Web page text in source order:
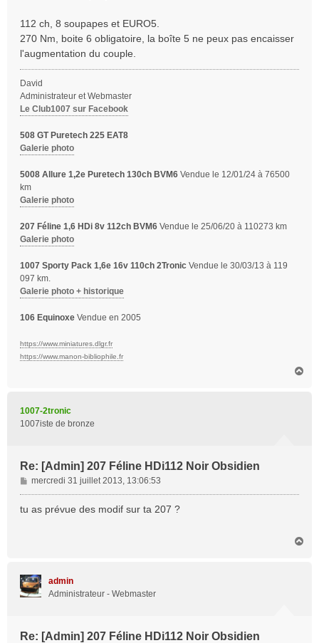
g
e
112 ch, 8 soupapes et EURO5.
270 Nm, boite 6 obligatoire, la boîte 5 ne peux pas encaisser
l'augmentation du couple.
David
Administrateur et Webmaster
Le Club1007 sur Facebook
508 GT Puretech 225 EAT8
Galerie photo
5008 Allure 1,2e Puretech 130ch BVM6 Vendue le 12/01/24 à 76500
km
Galerie photo
207 Féline 1,6 HDi 8v 112ch BVM6 Vendue le 25/06/20 à 110273 km
Galerie photo
1007 Sporty Pack 1,6e 16v 110ch 2Tronic Vendue le 30/03/13 à 119
097 km.
Galerie photo + historique
106 Equinoxe Vendue en 2005
https://www.miniatures.dlgr.fr
https://www.manon-bibliophile.fr
1007-2tronic
1007iste de bronze
Re: [Admin] 207 Féline HDi112 Noir Obsidien
M
e
s
mercredi 31 juillet 2013, 13:06:53
tu as prévue des modif sur ta 207 ?
admin
Administrateur - Webmaster
Re: [Admin] 207 Féline HDi112 Noir Obsidien